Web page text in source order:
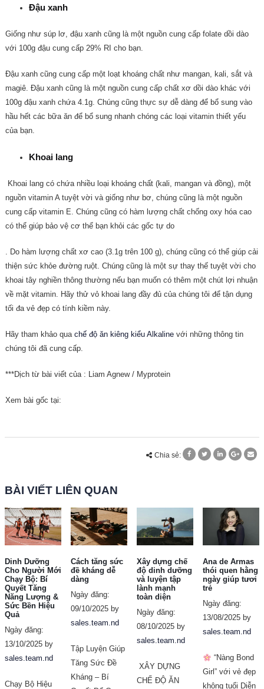
Đậu xanh
Giống như súp lơ, đậu xanh cũng là một nguồn cung cấp folate dồi dào
với 100g đậu cung cấp 29% RI cho bạn.
Đậu xanh cũng cung cấp một loạt khoáng chất như mangan, kali, sắt và
magiê. Đậu xanh cũng là một nguồn cung cấp chất xơ dồi dào khác với
100g đậu xanh chứa 4.1g. Chúng cũng thực sự dễ dàng để bổ sung vào
hầu hết các bữa ăn để bổ sung nhanh chóng các loại vitamin thiết yếu
của bạn.
Khoai lang
Khoai lang có chứa nhiều loại khoáng chất (kali, mangan và đồng), một
nguồn vitamin A tuyệt vời và giống như bơ, chúng cũng là một nguồn
cung cấp vitamin E. Chúng cũng có hàm lượng chất chống oxy hóa cao
có thể giúp bảo vệ cơ thể bạn khỏi các gốc tự do
. Do hàm lượng chất xơ cao (3.1g trên 100 g), chúng cũng có thể giúp cải
thiện sức khỏe đường ruột. Chúng cũng là một sự thay thế tuyệt vời cho
khoai tây nghiền thông thường nếu bạn muốn có thêm một chút lợi nhuận
về mặt vitamin. Hãy thử vỏ khoai lang đầy đủ của chúng tôi để tận dụng
tối đa vẻ đẹp có tính kiềm này.
Hãy tham khảo qua chế độ ăn kiêng kiểu Alkaline với những thông tin
chúng tôi đã cung cấp.
***Dịch từ bài viết của : Liam Agnew / Myprotein
Xem bài gốc tại:
Chia sẻ:
BÀI VIẾT LIÊN QUAN
Dinh Dưỡng
Cho Người Mới
Chạy Bộ: Bí
Quyết Tăng
Năng Lượng &
Sức Bền Hiệu
Quả
Ngày đăng:
13/10/2025 by
sales.team.nd
Chạy Bộ Hiệu
Cách tăng sức
đề kháng dễ
dàng
Ngày đăng:
09/10/2025 by
sales.team.nd
Tập Luyện Giúp
Tăng Sức Đề
Kháng – Bí
Xây dựng chế
độ dinh dưỡng
và luyện tập
lành mạnh
toàn diện
Ngày đăng:
08/10/2025 by
sales.team.nd
XÂY DỰNG
CHẾ ĐỘ ĂN
Ana de Armas
thói quen hằng
ngày giúp tươi
trẻ
Ngày đăng:
13/08/2025 by
sales.team.nd
“Nàng Bond
Girl” với vẻ đẹp
không tuổi Diễn